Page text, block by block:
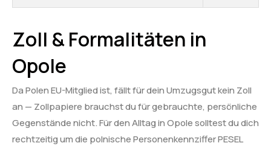
Zoll & Formalitäten in
Opole
Da Polen EU-Mitglied ist, fällt für dein Umzugsgut kein Zoll
an — Zollpapiere brauchst du für gebrauchte, persönliche
Gegenstände nicht. Für den Alltag in Opole solltest du dich
rechtzeitig um die polnische Personenkennziffer PESEL